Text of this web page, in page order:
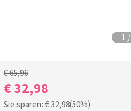
1 /
€ 65,96
€ 32,98
Sie sparen: €32,98(50%)